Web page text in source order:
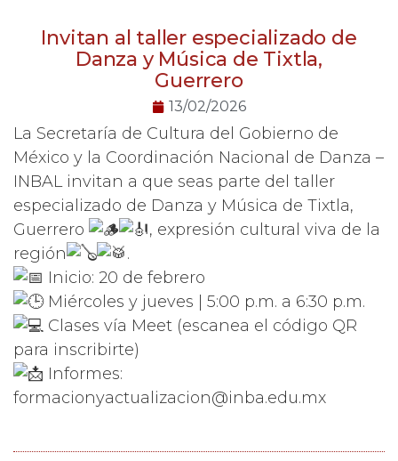
Invitan al taller especializado de
Danza y Música de Tixtla,
Guerrero
13/02/2026
La Secretaría de Cultura del Gobierno de
México y la Coordinación Nacional de Danza –
INBALinvitan a que seas parte del taller
especializado de Danza y Música de Tixtla,
Guerrero
, expresión cultural viva de la
región
.
Inicio: 20 de febrero
Miércoles y jueves | 5:00 p.m. a 6:30 p.m.
Clases vía Meet (escanea el código QR
para inscribirte)
Informes:
formacionyactualizacion@inba.edu.mx